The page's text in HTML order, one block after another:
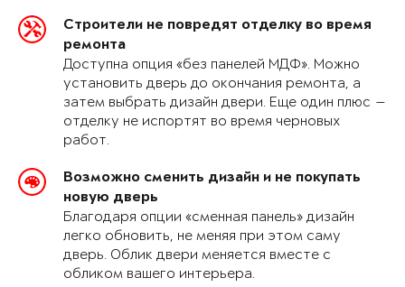
Строители не повредят отделку во время
ремонта
Доступна опция «без панелей МДФ». Можно
установить дверь до окончания ремонта, а
затем выбрать дизайн двери. Еще один плюс —
отделку не испортят во время черновых
работ.
Возможно сменить дизайн и не покупать
новую дверь
Благодаря опции «сменная панель» дизайн
легко обновить, не меняя при этом саму
дверь. Облик двери меняется вместе с
обликом вашего интерьера.